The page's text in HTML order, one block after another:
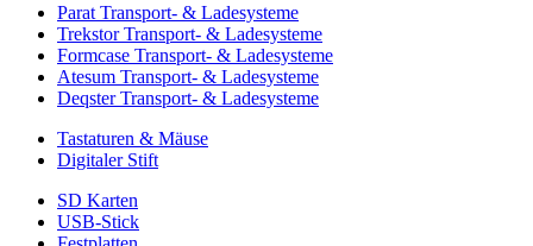
Parat Transport- & Ladesysteme
Trekstor Transport- & Ladesysteme
Formcase Transport- & Ladesysteme
Atesum Transport- & Ladesysteme
Deqster Transport- & Ladesysteme
Tastaturen & Mäuse
Digitaler Stift
SD Karten
USB-Stick